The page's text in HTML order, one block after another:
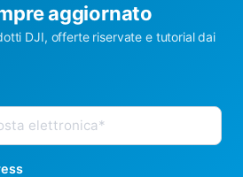
aggiornato
DJI, offerte riservate e tutorial dai